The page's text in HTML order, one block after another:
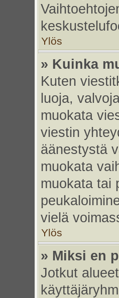
Ylös
» Kuinka
Kuten
luoja,
muokata
viestin
äänestystä
muokata
muokata tai
vielä
Ylös
» Miksi en
Jotkut